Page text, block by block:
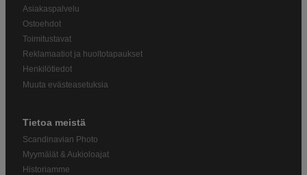
Asiakaspalvelu
Ostoehdot
Toimitustavat
Reklamaatiot ja huoltotapaukset
Henkilötiedot
Muuta evästeasetuksia
Tietoa meistä
Scandinavian Photo
Myymälät & Aukioloajat
Historiamme